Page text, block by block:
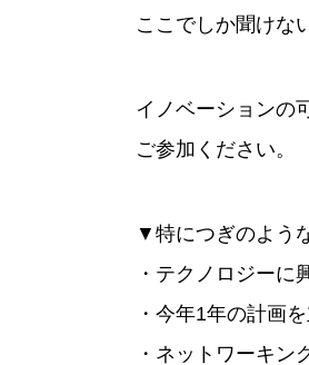
ここでしか聞けな
イノベーションの
ご参加ください。
▼特につぎのよう
・テクノロジーに
・今年1年の計画
・ネットワーキン